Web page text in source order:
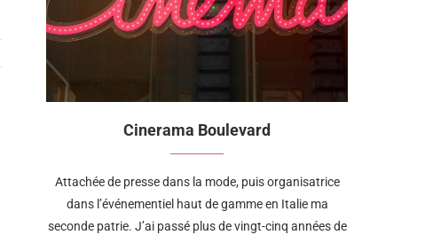
Cinerama Boulevard
Attachée de presse dans la mode, puis organisatrice
dans l’événementiel haut de gamme en Italie ma
seconde patrie. J’ai passé plus de vingt-cinq années de